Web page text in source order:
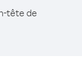
tête de